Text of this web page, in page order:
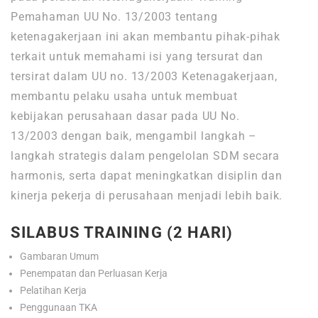
Pemahaman UU No. 13/2003 tentang
ketenagakerjaan ini akan membantu pihak-pihak
terkait untuk memahami isi yang tersurat dan
tersirat dalam UU no. 13/2003 Ketenagakerjaan,
membantu pelaku usaha untuk membuat
kebijakan perusahaan dasar pada UU No.
13/2003 dengan baik, mengambil langkah –
langkah strategis dalam pengelolan SDM secara
harmonis, serta dapat meningkatkan disiplin dan
kinerja pekerja di perusahaan menjadi lebih baik.
SILABUS TRAINING (2 HARI)
Gambaran Umum
Penempatan dan Perluasan Kerja
Pelatihan Kerja
Penggunaan TKA